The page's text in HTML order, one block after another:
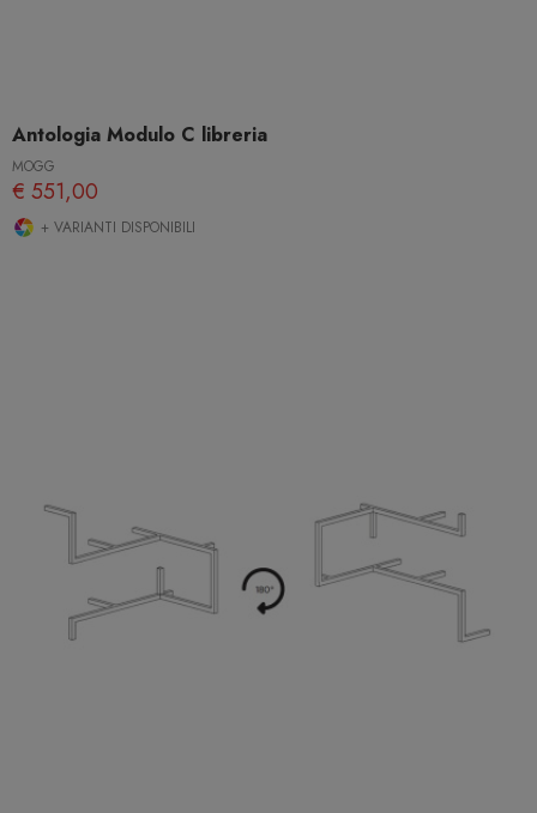
Antologia Modulo C libreria
MOGG
€ 551,00
+ VARIANTI DISPONIBILI